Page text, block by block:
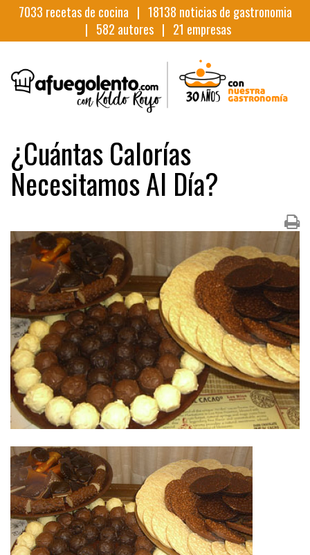
7033 recetas de cocina | 18138 noticias de gastronomia
| 582 autores | 21 empresas
¿Cuántas Calorías
Necesitamos Al Día?